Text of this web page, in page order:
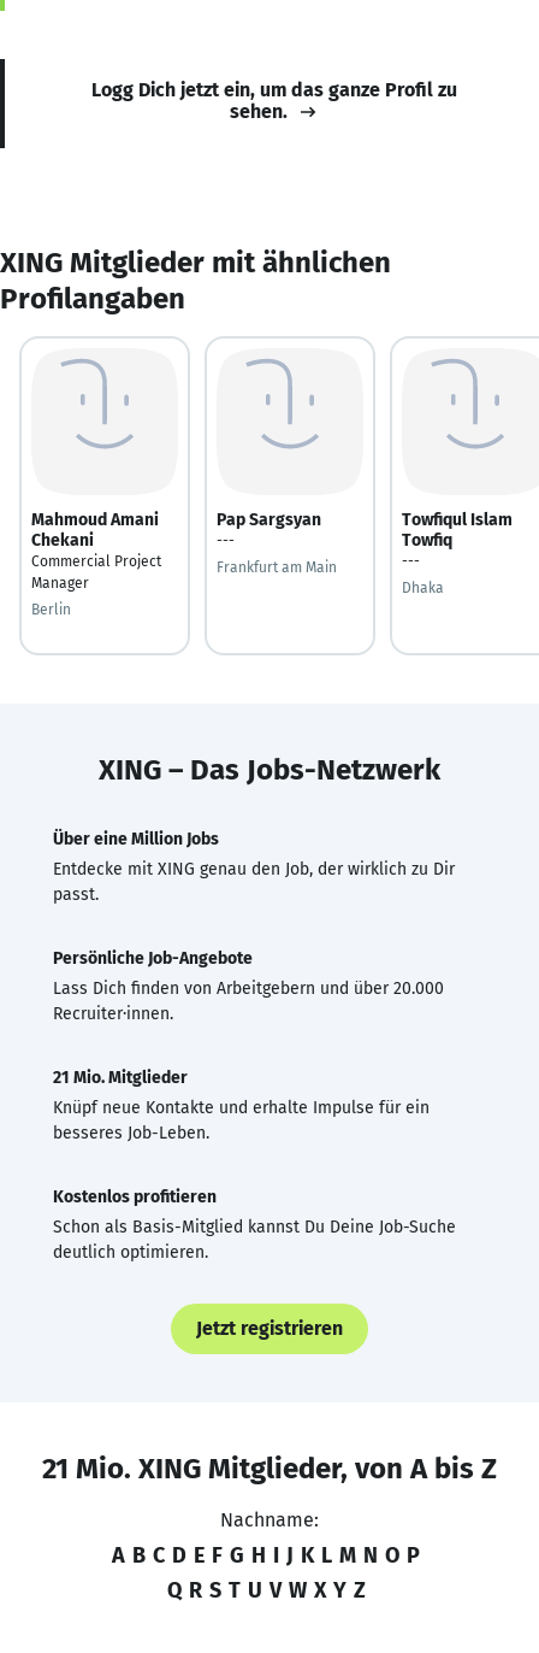
Logg Dich jetzt ein, um das ganze Profil zu
sehen.
XING Mitglieder mit ähnlichen
Profilangaben
Mahmoud Amani
Chekani
Commercial Project
Manager
Berlin
Pap Sargsyan
---
Frankfurt am Main
Towfiqul Islam
Towfiq
---
Dhaka
XING – Das Jobs-Netzwerk
Über eine Million Jobs
Entdecke mit XING genau den Job, der wirklich zu Dir
passt.
Persönliche Job-Angebote
Lass Dich finden von Arbeitgebern und über 20.000
Recruiter·innen.
21 Mio. Mitglieder
Knüpf neue Kontakte und erhalte Impulse für ein
besseres Job-Leben.
Kostenlos profitieren
Schon als Basis-Mitglied kannst Du Deine Job-Suche
deutlich optimieren.
Jetzt registrieren
21 Mio. XING Mitglieder, von A bis Z
Nachname:
A B C D E F G H I J K L M N O P
Q R S T U V W X Y Z